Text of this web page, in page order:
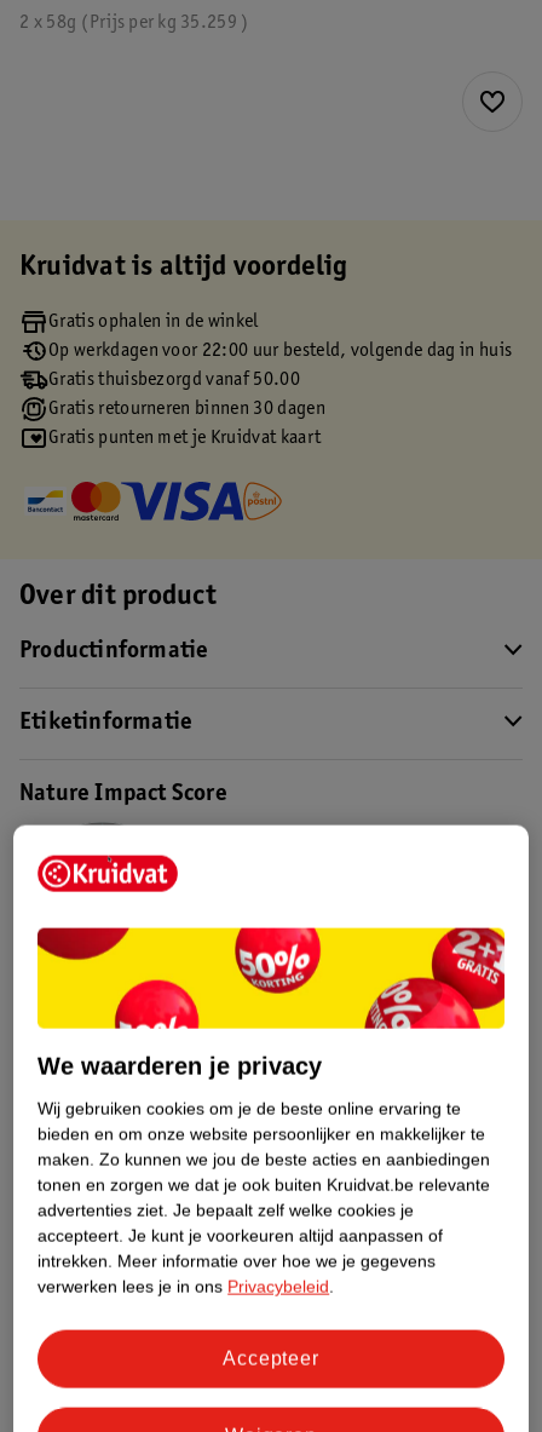
2 x 58g 35.259
Prijs per kg
Kruidvat is altijd voordelig
Gratis ophalen in de winkel
Op werkdagen voor 22:00 uur besteld, volgende dag in huis
Gratis thuisbezorgd vanaf 50.00
Gratis retourneren binnen 30 dagen
Gratis punten met je Kruidvat kaart
Over dit product
Productinformatie
Etiketinformatie
Nature Impact Score
Bestel & Bezorginformatie
Aanvullende informatie
Bekijk ook
MeerWeCare Alle Maaltijdvervangers
ANDEREN KOCHTEN OOK
We waarderen je privacy
Wij gebruiken cookies om je de beste online ervaring te
bieden en om onze website persoonlijker en makkelijker te
maken. Zo kunnen we jou de beste acties en aanbiedingen
tonen en zorgen we dat je ook buiten Kruidvat.be relevante
advertenties ziet. Je bepaalt zelf welke cookies je
accepteert. Je kunt je voorkeuren altijd aanpassen of
intrekken. Meer informatie over hoe we je gegevens
verwerken lees je in ons Privacybeleid.
Accepteer